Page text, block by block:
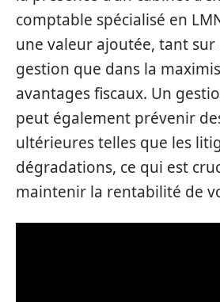
comptable spécialisé en
une valeur ajoutée, tant sur
gestion que dans la
avantages fiscaux. Un
peut également prévenir
ultérieures telles que les
dégradations, ce qui est
maintenir la rentabilité de